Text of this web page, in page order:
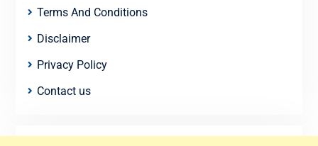
Terms And Conditions
Disclaimer
Privacy Policy
Contact us